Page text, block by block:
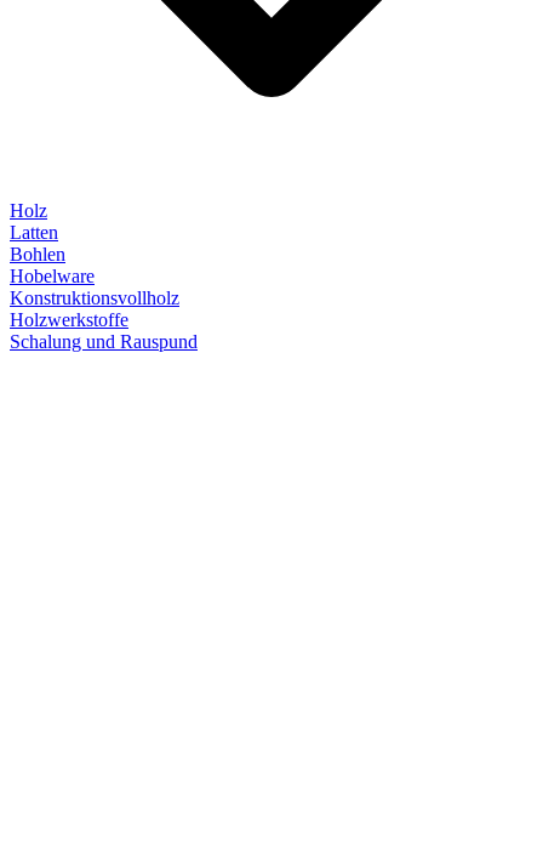
Holz
Latten
Bohlen
Hobelware
Konstruktionsvollholz
Holzwerkstoffe
Schalung und Rauspund